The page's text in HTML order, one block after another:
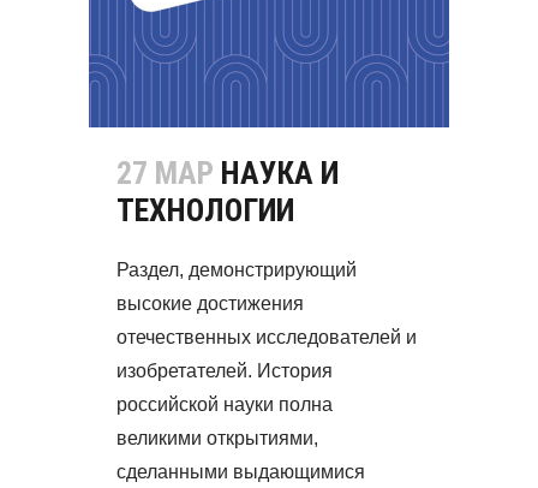
27 МАР НАУКА И
ТЕХНОЛОГИИ
Раздел, демонстрирующий
высокие достижения
отечественных исследователей и
изобретателей. История
российской науки полна
великими открытиями,
сделанными выдающимися